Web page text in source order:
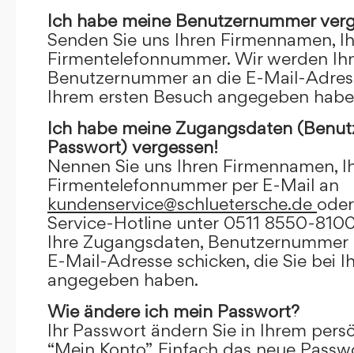
Ich habe meine Benutzernummer
Senden Sie uns Ihren Firmennamen,
Firmentelefonnummer. Wir werden
Benutzernummer an die E-Mail-
Ihrem ersten Besuch angegeben
Ich habe meine Zugangsdaten
Passwort) vergessen!
Nennen Sie uns Ihren Firmennamen,
Firmentelefonnummer per E-Mail an
kundenservice@schluetersche.de
Service-Hotline unter 0511 8550-
Ihre Zugangsdaten,
E-Mail-Adresse schicken, die Sie bei
angegeben haben.
Wie ändere ich mein Passwort?
Ihr Passwort ändern Sie in Ihrem
“Mein Konto”. Einfach das neue